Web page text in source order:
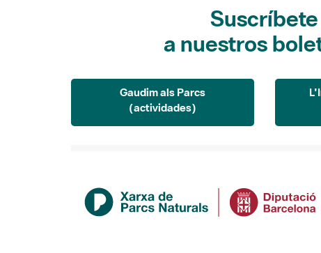
Suscríbete
a nuestros
Gaudim als Parcs
(actividades)